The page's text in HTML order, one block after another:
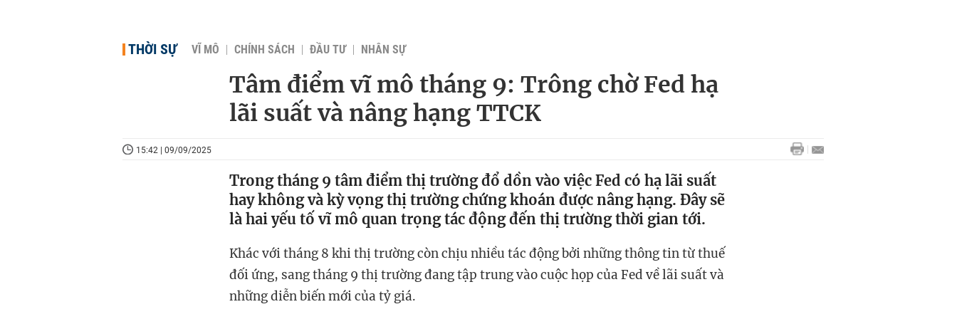
THỜI SỰ VĨ MÔ CHÍNH SÁCH ĐẦU TƯ NHÂN SỰ
Tâm điểm vĩ mô tháng 9: Trông chờ Fed hạ
lãi suất và nâng hạng TTCK
15:42 | 09/09/2025
Trong tháng 9 tâm điểm thị trường đổ dồn vào việc Fed có hạ lãi suất
hay không và kỳ vọng thị trường chứng khoán được nâng hạng. Đây sẽ
là hai yếu tố vĩ mô quan trọng tác động đến thị trường thời gian tới.
Khác với tháng 8 khi thị trường còn chịu nhiều tác động bởi những thông tin từ thuế
đối ứng, sang tháng 9 thị trường đang tập trung vào cuộc họp của Fed về lãi suất và
những diễn biến mới của tỷ giá.